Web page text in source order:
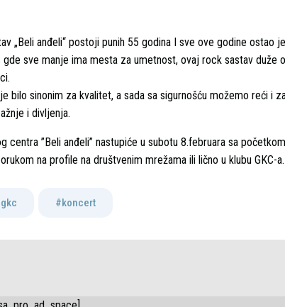
„Beli anđeli“ postoji punih 55 godina I sve ove godine ostao
gde sve manje ima mesta za umetnost, ovaj rock sastav duže
bilo sinonim za kvalitet, a sada sa sigurnošću možemo reći i
i divljenja.
centra ”Beli anđeli” nastupiće u subotu 8.februara sa
na profile na društvenim mrežama ili lično u klubu GKC-a.
#koncert